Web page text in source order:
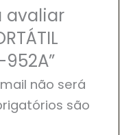
avaliar
952A”
não será
são